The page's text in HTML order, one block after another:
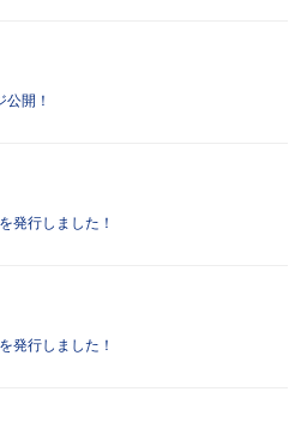
開！
発行しました！
発行しました！